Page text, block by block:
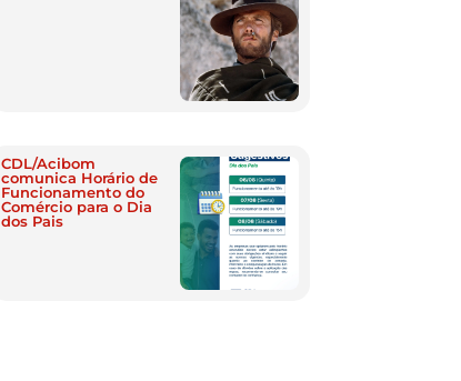
CDL/Acibom
comunica Horário de
Funcionamento do
Comércio para o Dia
dos Pais